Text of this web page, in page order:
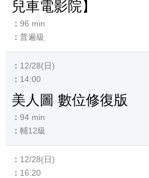
兒車電影院】
96 min
普遍級
12/28(日)
14:00
美人圖 數位修復版
94 min
輔12級
12/28(日)
16:20